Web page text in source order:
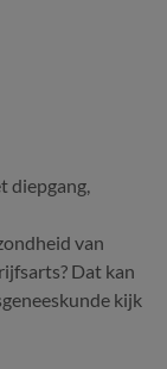
diepgang,
van
Dat kan
kijk